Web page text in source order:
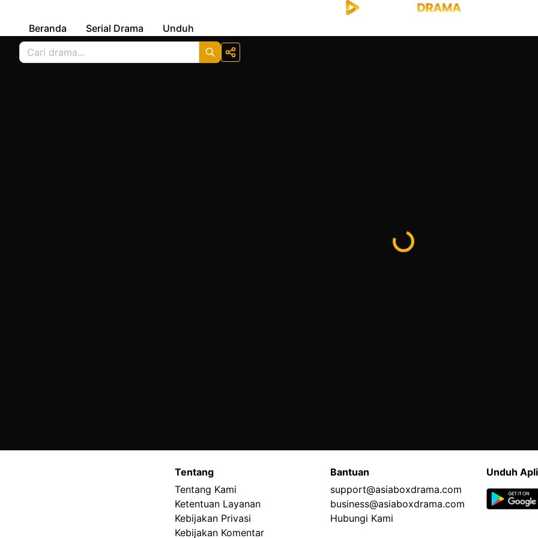
Beranda Serial Drama Unduh
Tentang
Tentang Kami
Ketentuan Layanan
Kebijakan Privasi
Kebijakan Komentar
Bantuan
support@asiaboxdrama.com
business@asiaboxdrama.com
Hubungi Kami
Unduh